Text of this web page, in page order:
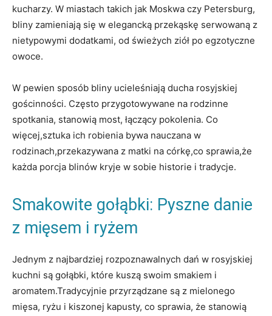
kucharzy. W​ miastach takich jak Moskwa ⁤czy ⁤Petersburg,
bliny zamieniają się w elegancką przekąskę serwowaną⁣ z
nietypowymi dodatkami, od świeżych ziół po⁣ egzotyczne
owoce.
W ‍pewien sposób bliny ucieleśniają ducha⁢ rosyjskiej
gościnności. Często przygotowywane⁣ na rodzinne
spotkania, stanowią most, łączący pokolenia. Co
więcej,sztuka⁣ ich robienia ​bywa nauczana w
rodzinach,przekazywana z matki na córkę,co sprawia,że
każda ‌porcja blinów kryje w ⁤sobie historie i tradycje.
Smakowite gołąbki: Pyszne⁣ danie
z mięsem i ryżem
Jednym z najbardziej rozpoznawalnych dań w rosyjskiej
kuchni są gołąbki, które ‌kuszą swoim smakiem i
aromatem.Tradycyjnie przyrządzane są ⁣z ‍mielonego
mięsa, ​ryżu i kiszonej kapusty, co ⁢sprawia, że stanowią